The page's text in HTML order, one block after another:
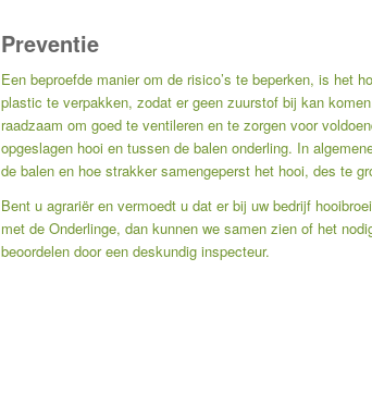
Preventie
Een beproefde manier om de risico’s te beperken, is het
plastic te verpakken, zodat er geen zuurstof bij kan
raadzaam om goed te ventileren en te zorgen voor
opgeslagen hooi en tussen de balen onderling. In
de balen en hoe strakker samengeperst het hooi, des te
Bent u agrariër en vermoedt u dat er bij uw bedrijf
met de Onderlinge, dan kunnen we samen zien of het
beoordelen door een deskundig inspecteur.